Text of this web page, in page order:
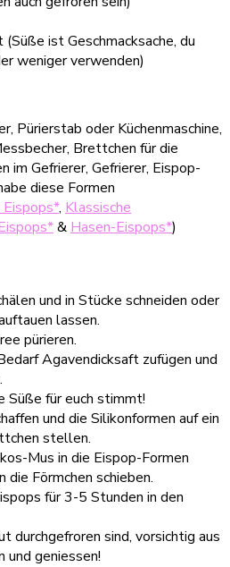
ist Geschmacksache, du
weniger verwenden)
Pürierstab oder Küchenmaschine,
Brettchen für die
im Gefrierer, Gefrierer, Eispop-
diese Formen
, Klassische
& Hasen-Eispops*)
und in Stücke schneiden oder
lassen.
pürieren.
Agavendicksaft zufügen und
Süße für euch stimmt!
und die Silikonformen auf ein
stellen.
Mus in die Eispop-Formen
Förmchen schieben.
für 3-5 Stunden in den
durchgefroren sind, vorsichtig aus
und geniessen!